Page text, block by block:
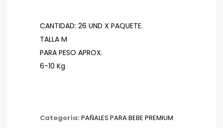
CANTIDAD: 26 UND X PAQUETE.
TALLA M
PARA PESO APROX.
6-10 Kg
Categoría: PAÑALES PARA BEBE PREMIUM